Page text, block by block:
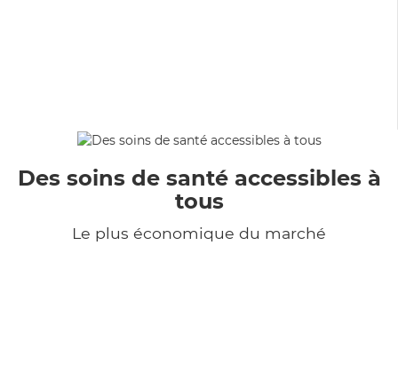
Des soins de santé accessibles à
tous
Le plus économique du marché